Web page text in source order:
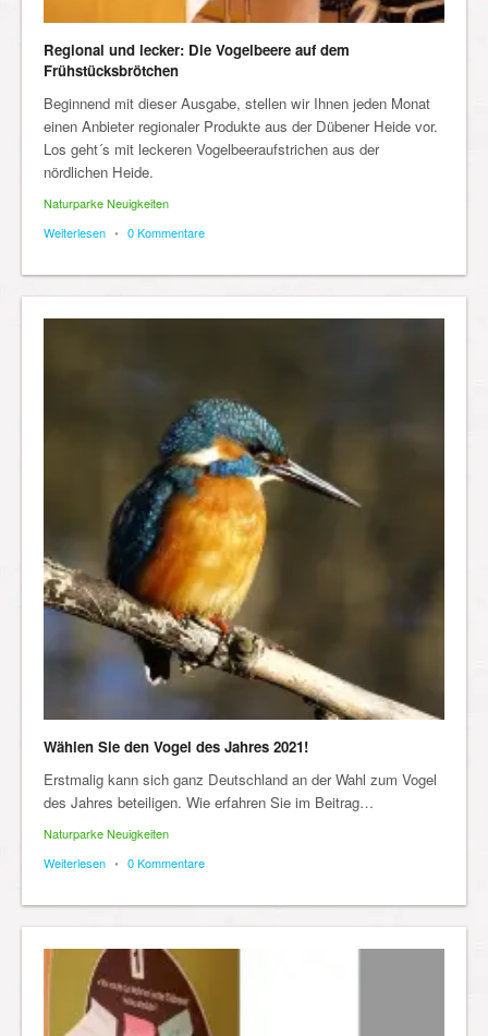
Regional und lecker: Die Vogelbeere auf dem
Frühstücksbrötchen
Beginnend mit dieser Ausgabe, stellen wir Ihnen jeden Monat
einen Anbieter regionaler Produkte aus der Dübener Heide vor.
Los geht´s mit leckeren Vogelbeeraufstrichen aus der
nördlichen Heide.
Naturparke Neuigkeiten
Weiterlesen • 0 Kommentare
Wählen Sie den Vogel des Jahres 2021!
Erstmalig kann sich ganz Deutschland an der Wahl zum Vogel
des Jahres beteiligen. Wie erfahren Sie im Beitrag…
Naturparke Neuigkeiten
Weiterlesen • 0 Kommentare